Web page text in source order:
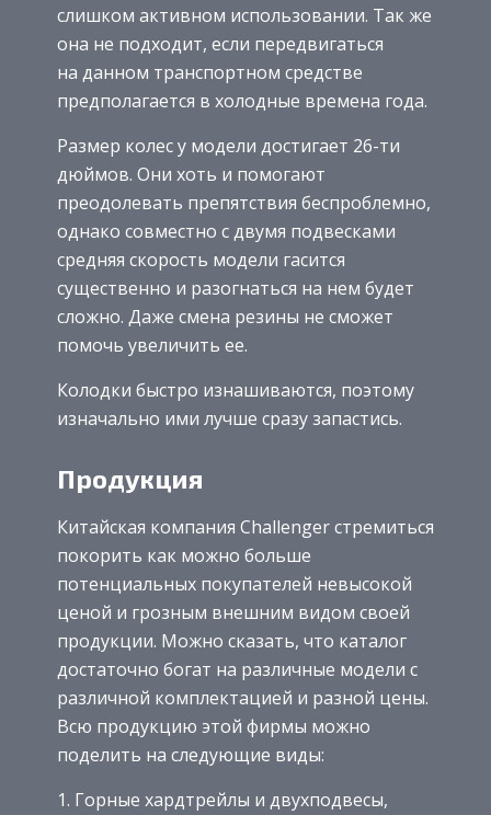
слишком активном использовании. Так же
она не подходит, если передвигаться
на данном транспортном средстве
предполагается в холодные времена года.
Размер колес у модели достигает 26-ти
дюймов. Они хоть и помогают
преодолевать препятствия беспроблемно,
однако совместно с двумя подвесками
средняя скорость модели гасится
существенно и разогнаться на нем будет
сложно. Даже смена резины не сможет
помочь увеличить ее.
Колодки быстро изнашиваются, поэтому
изначально ими лучше сразу запастись.
Продукция
Китайская компания Challenger стремиться
покорить как можно больше
потенциальных покупателей невысокой
ценой и грозным внешним видом своей
продукции. Можно сказать, что каталог
достаточно богат на различные модели с
различной комплектацией и разной цены.
Всю продукцию этой фирмы можно
поделить на следующие виды:
Горные хардтрейлы и двухподвесы,